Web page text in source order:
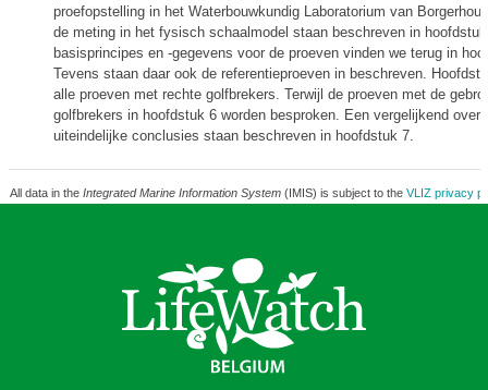
proefopstelling in het Waterbouwkundig Laboratorium van
de meting in het fysisch schaalmodel staan beschreven in
basisprincipes en -gegevens voor de proeven vinden we terug in
Tevens staan daar ook de referentieproeven in beschreven.
alle proeven met rechte golfbrekers. Terwijl de proeven met de
golfbrekers in hoofdstuk 6 worden besproken. Een vergelijkend
uiteindelijke conclusies staan beschreven in hoofdstuk 7.
All data in the Integrated Marine Information System(IMIS) is subject to the VLIZ privacy